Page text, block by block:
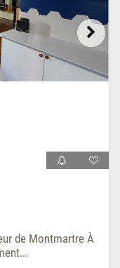
de Montmartre À